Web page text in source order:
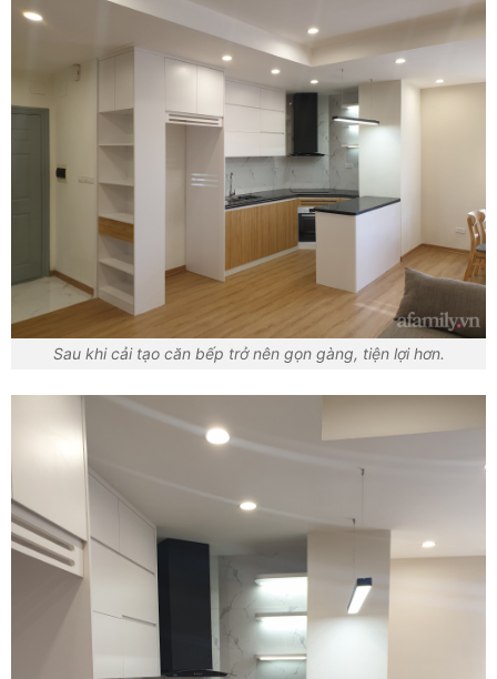
Sau khi cải tạo căn bếp trở nên gọn gàng, tiện lợi hơn.